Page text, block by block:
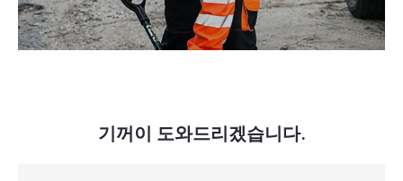
기꺼이 도와드리겠습니다.